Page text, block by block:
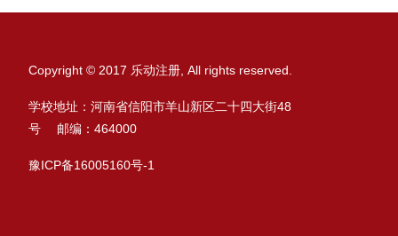
Copyright © 2017 乐动注册, All rights reserved.
学校地址：河南省信阳市羊山新区二十四大街48
号 邮编：464000
豫ICP备16005160号-1